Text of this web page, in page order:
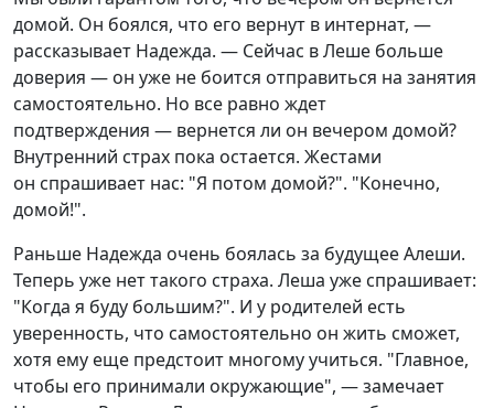
домой. Он боялся, что его вернут в интернат, —
рассказывает Надежда. — Сейчас в Леше больше
доверия — он уже не боится отправиться на занятия
самостоятельно. Но все равно ждет
подтверждения — вернется ли он вечером домой?
Внутренний страх пока остается. Жестами
он спрашивает нас: "Я потом домой?". "Конечно,
домой!".
Раньше Надежда очень боялась за будущее Алеши.
Теперь уже нет такого страха. Леша уже спрашивает:
"Когда я буду большим?". И у родителей есть
уверенность, что самостоятельно он жить сможет,
хотя ему еще предстоит многому учиться. "Главное,
чтобы его принимали окружающие", — замечает